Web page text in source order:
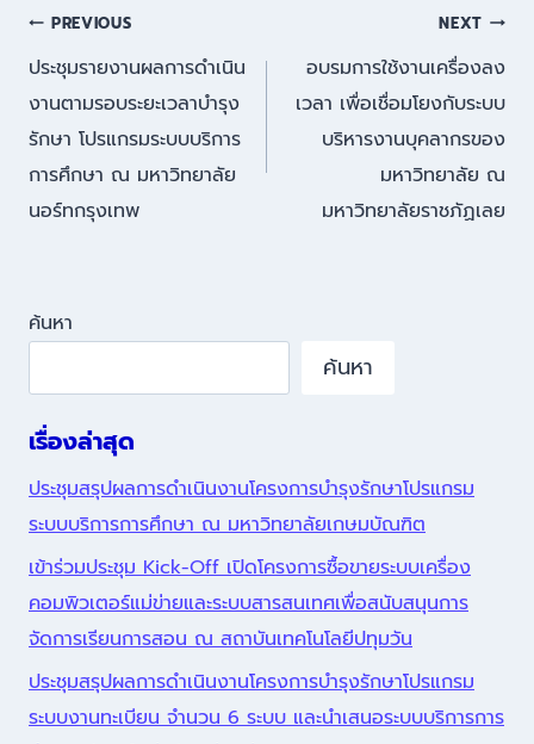
แนะแนว
เรื่อง
PREVIOUS
ประชุมรายงานผลการดำเนิน
งานตามรอบระยะเวลาบำรุง
รักษา โปรแกรมระบบบริการ
การศึกษา ณ มหาวิทยาลัย
นอร์ทกรุงเทพ
NEXT
อบรมการใช้งานเครื่องลง
เวลา เพื่อเชื่อมโยงกับระบบ
บริหารงานบุคลากรของ
มหาวิทยาลัย ณ
มหาวิทยาลัยราชภัฏเลย
ค้นหา
ค้นหา
เรื่องล่าสุด
ประชุมสรุปผลการดำเนินงานโครงการบำรุงรักษาโปรแกรม
ระบบบริการการศึกษา ณ มหาวิทยาลัยเกษมบัณฑิต
เข้าร่วมประชุม Kick-Off เปิดโครงการซื้อขายระบบเครื่อง
คอมพิวเตอร์แม่ข่ายและระบบสารสนเทศเพื่อสนับสนุนการ
จัดการเรียนการสอน ณ สถาบันเทคโนโลยีปทุมวัน
ประชุมสรุปผลการดำเนินงานโครงการบำรุงรักษาโปรแกรม
ระบบงานทะเบียน จำนวน 6 ระบบ และนำเสนอระบบบริการการ